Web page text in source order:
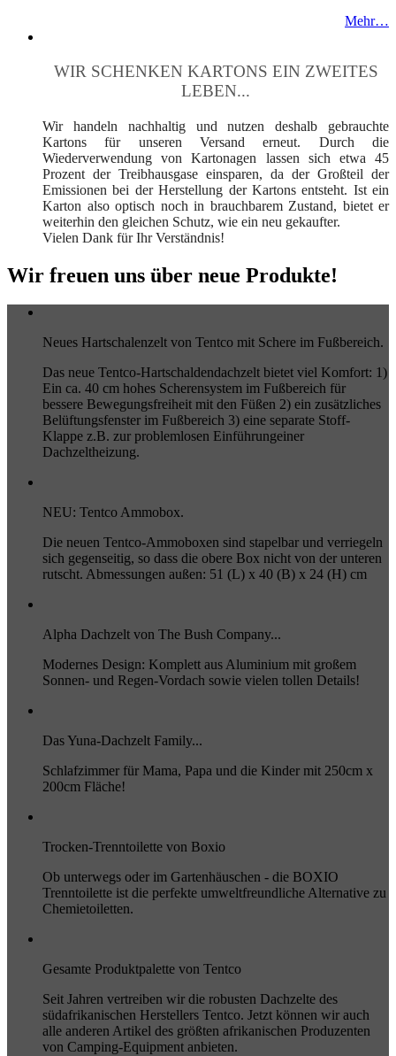
Mehr…
WIR SCHENKEN KARTONS EIN ZWEITES
LEBEN...
Wir handeln nachhaltig und nutzen deshalb gebrauchte
Kartons für unseren Versand erneut. Durch die
Wiederverwendung von Kartonagen lassen sich etwa 45
Prozent der Treibhausgase einsparen, da der Großteil der
Emissionen bei der Herstellung der Kartons entsteht. Ist ein
Karton also optisch noch in brauchbarem Zustand, bietet er
weiterhin den gleichen Schutz, wie ein neu gekaufter.
Vielen Dank für Ihr Verständnis!
Wir freuen uns über neue Produkte!
Neues Hartschalenzelt von Tentco mit Schere im Fußbereich.
Das neue Tentco-Hartschaldendachzelt bietet viel Komfort: 1)
Ein ca. 40 cm hohes Scherensystem im Fußbereich für
bessere Bewegungsfreiheit mit den Füßen 2) ein zusätzliches
Belüftungsfenster im Fußbereich 3) eine separate Stoff-
Klappe z.B. zur problemlosen Einführungeiner
Dachzeltheizung.
NEU: Tentco Ammobox.
Die neuen Tentco-Ammoboxen sind stapelbar und verriegeln
sich gegenseitig, so dass die obere Box nicht von der unteren
rutscht. Abmessungen außen: 51 (L) x 40 (B) x 24 (H) cm
Alpha Dachzelt von The Bush Company...
Modernes Design: Komplett aus Aluminium mit großem
Sonnen- und Regen-Vordach sowie vielen tollen Details!
Das Yuna-Dachzelt Family...
Schlafzimmer für Mama, Papa und die Kinder mit 250cm x
200cm Fläche!
Trocken-Trenntoilette von Boxio
Ob unterwegs oder im Gartenhäuschen - die BOXIO
Trenntoilette ist die perfekte umweltfreundliche Alternative zu
Chemietoiletten.
Gesamte Produktpalette von Tentco
Seit Jahren vertreiben wir die robusten Dachzelte des
südafrikanischen Herstellers Tentco. Jetzt können wir auch
alle anderen Artikel des größten afrikanischen Produzenten
von Camping-Equipment anbieten.